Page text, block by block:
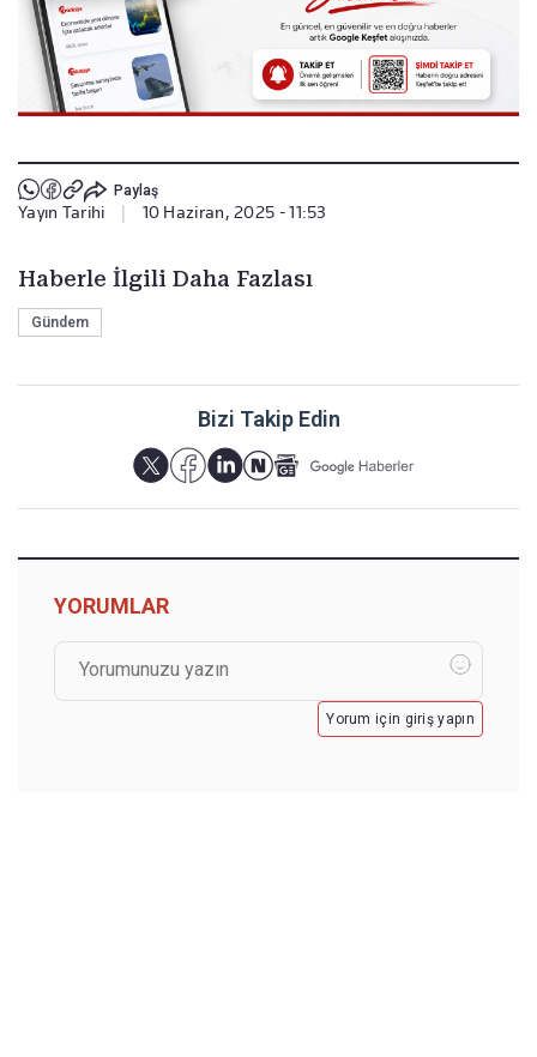
Paylaş
Yayın Tarihi 10 Haziran, 2025 - 11:53
Haberle İlgili Daha Fazlası
Gündem
Bizi Takip Edin
YORUMLAR
Yorum için giriş yapın